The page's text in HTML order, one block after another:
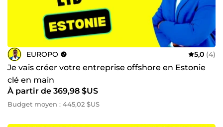
EUROPO 5,0 (4)
Je vais créer votre entreprise offshore en Estonie
clé en main
À partir de 369,98 $US
Budget moyen : 445,02 $US